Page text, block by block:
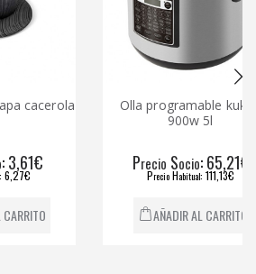
cacerola
Olla programable kuken
900w 5l
recioSocio: 65,21€
recioHabitual: 111,13€
AÑADIR AL CARRITO